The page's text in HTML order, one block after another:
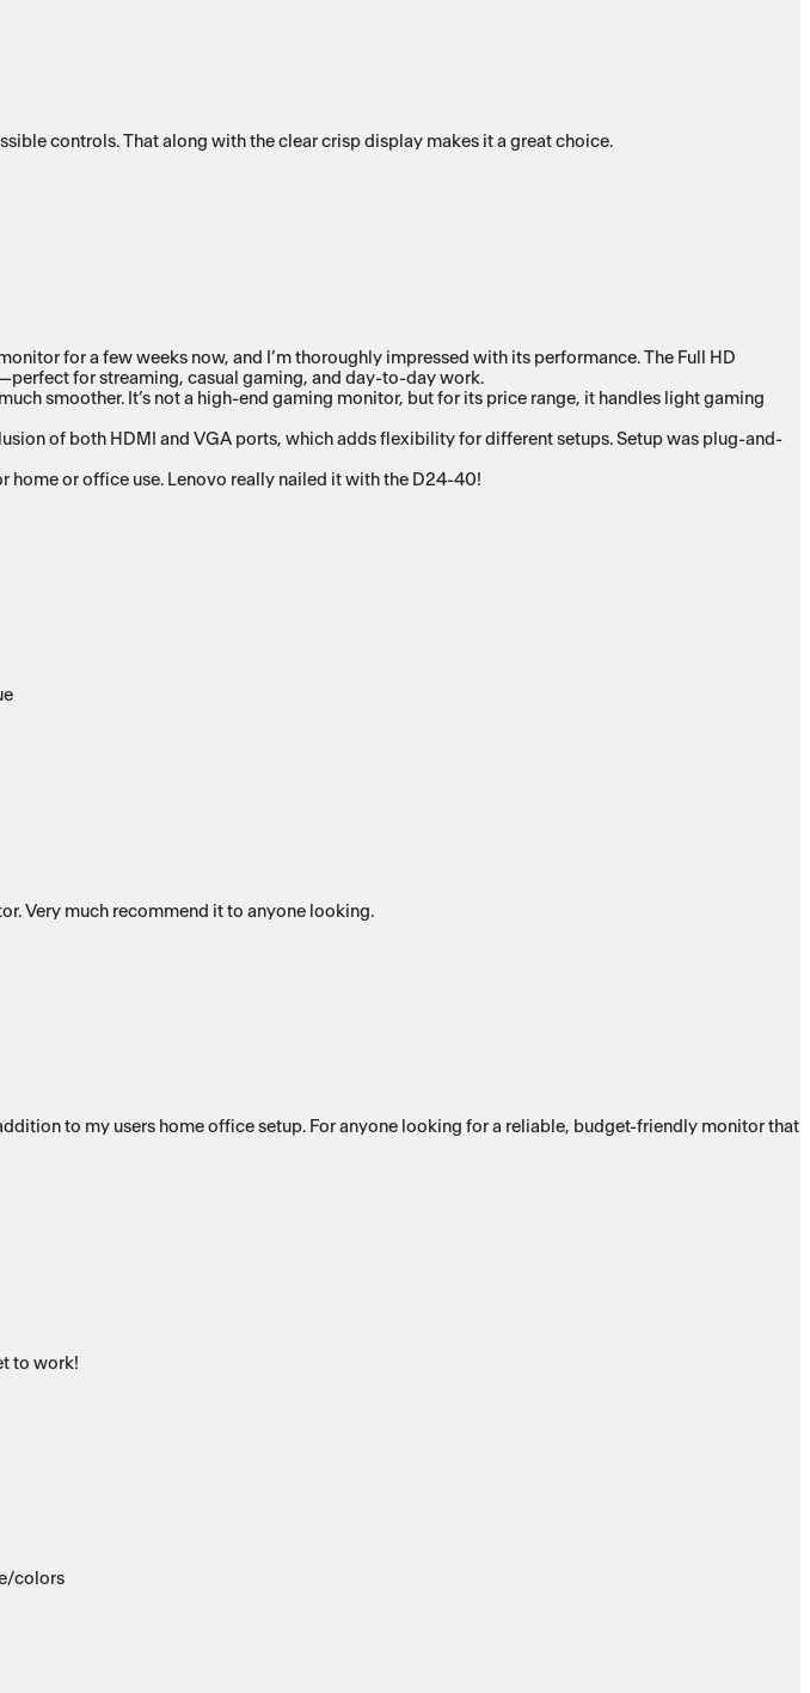
controls. That along with the clear crisp display makes it a great choice.
for a few weeks now, and I’m thoroughly impressed with its performance. The Full HD
for streaming, casual gaming, and day-to-day work.
smoother. It’s not a high-end gaming monitor, but for its price range, it handles light gaming
of both HDMI and VGA ports, which adds flexibility for different setups. Setup was plug-and-
or office use. Lenovo really nailed it with the D24-40!
Very much recommend it to anyone looking.
to my users home office setup. For anyone looking for a reliable, budget-friendly monitor that
work use. Plug it in and get to work!
colors